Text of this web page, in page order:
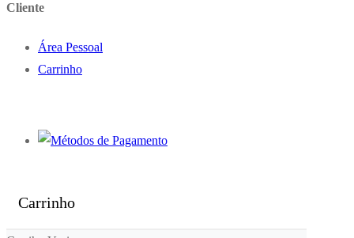
Cliente
Área Pessoal
Carrinho
Carrinho